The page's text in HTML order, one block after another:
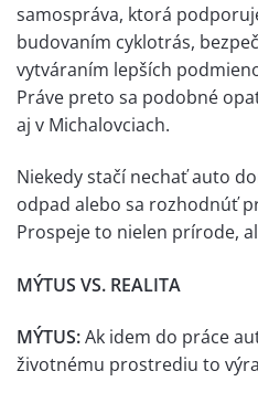
samospráva, ktorá
budovaním cyklotrás,
vytváraním lepších
Práve preto sa podobné
aj v Michalovciach.
Niekedy stačí nechať auto
odpad alebo sa rozhodnúť
Prospeje to nielen prírode,
MÝTUS VS. REALITA
MÝTUS:Ak idem do práce
životnému prostrediu to